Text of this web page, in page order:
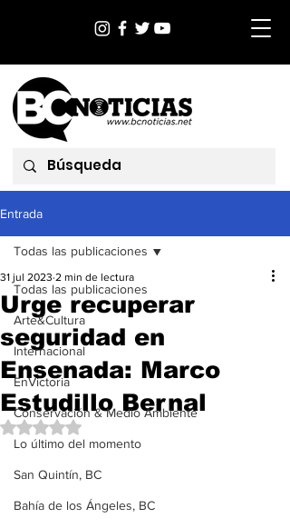
Entrada
Todas las publicaciones
Arte&Cultura
Internacional
EnVictoria
Conservación & Medio Ambiente
Lo último del momento
San Quintín, BC
Bahía de los Ángeles, BC
Todas las publicaciones
Urge recuperar
seguridad en
Ensenada: Marco
Estudillo Bernal
31 jul 2023 2 min de lectura
Obtuvo NaN de 5 estrellas.